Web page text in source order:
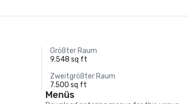
Größter Raum
9.548 sq ft
Zweitgrößter Raum
7.500 sq ft
Menüs